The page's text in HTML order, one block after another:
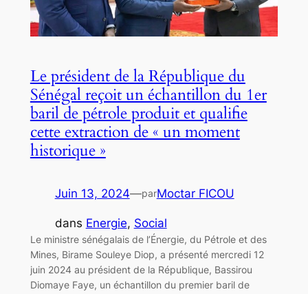
Le président de la République du
Sénégal reçoit un échantillon du 1er
baril de pétrole produit et qualifie
cette extraction de « un moment
historique »
Juin 13, 2024—parMoctar FICOU
dans Energie, Social
Le ministre sénégalais de l’Énergie, du Pétrole et des
Mines, Birame Souleye Diop, a présenté mercredi 12
juin 2024 au président de la République, Bassirou
Diomaye Faye, un échantillon du premier baril de